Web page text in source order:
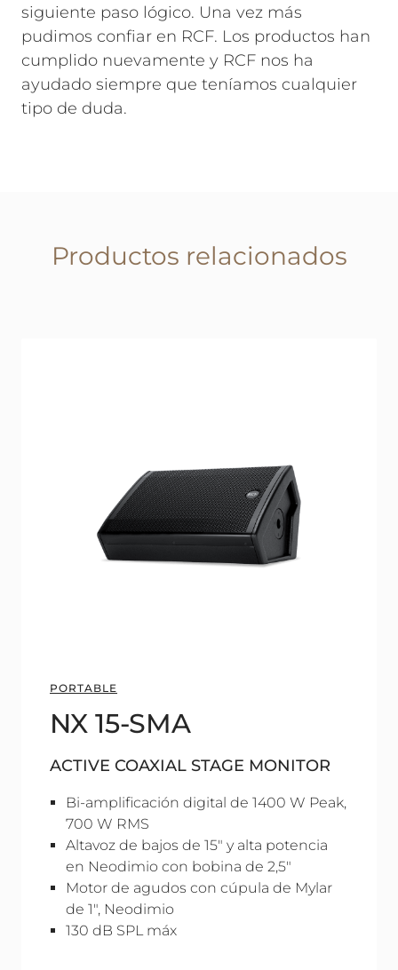
siguiente paso lógico. Una vez más
pudimos confiar en RCF. Los productos han
cumplido nuevamente y RCF nos ha
ayudado siempre que teníamos cualquier
tipo de duda.
Productos relacionados
PORTABLE
NX 15-SMA
ACTIVE COAXIAL STAGE MONITOR
Bi-amplificación digital de 1400 W Peak,
700 W RMS
Altavoz de bajos de 15" y alta potencia
en Neodimio con bobina de 2,5"
Motor de agudos con cúpula de Mylar
de 1", Neodimio
130 dB SPL máx